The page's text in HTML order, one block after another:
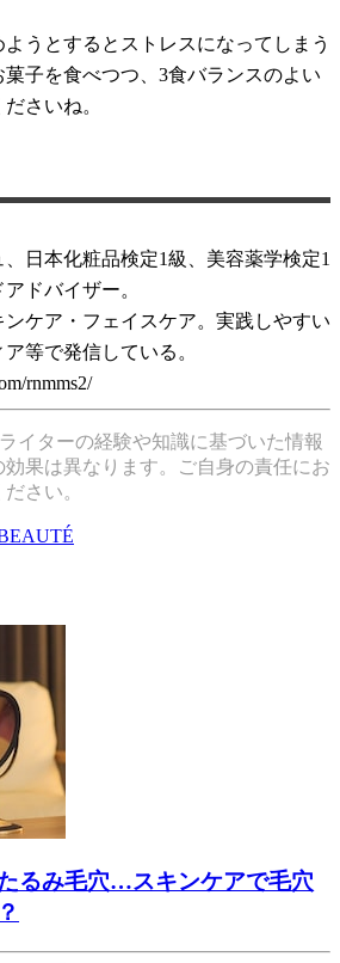
うとするとストレスになってしまう
子を食べつつ、3食バランスのよい
さいね。
日本化粧品検定1級、美容薬学検定1
ドバイザー。
ケア・フェイスケア。実践しやすい
等で発信している。
rnmms2/
イターの経験や知識に基づいた情報
果は異なります。ご自身の責任にお
さい。
るみ毛穴…スキンケアで毛穴